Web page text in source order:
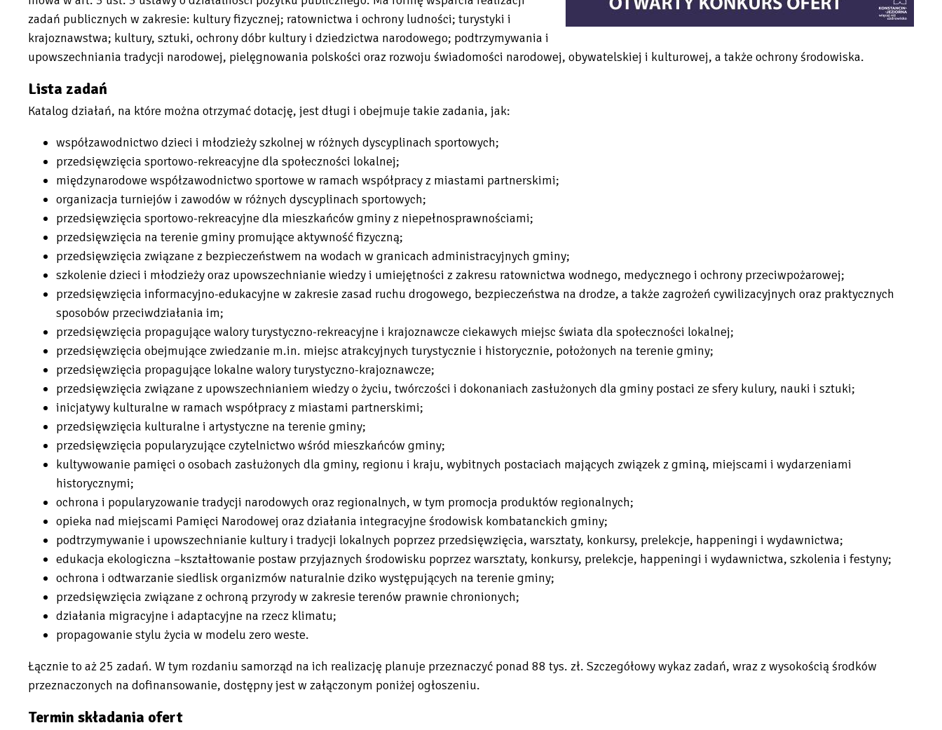
zadań publicznych w zakresie: kultury fizycznej; ratownictwa i ochrony ludności; turystyki i
krajoznawstwa; kultury, sztuki, ochrony dóbr kultury i dziedzictwa narodowego; podtrzymywania i
upowszechniania tradycji narodowej, pielęgnowania polskości oraz rozwoju świadomości narodowej, obywatelskiej i kulturowej, a także ochrony środowiska.
Lista zadań
Katalog działań, na które można otrzymać dotację, jest długi i obejmuje takie zadania, jak:
współzawodnictwo dzieci i młodzieży szkolnej w różnych dyscyplinach sportowych;
przedsięwzięcia sportowo-rekreacyjne dla społeczności lokalnej;
międzynarodowe współzawodnictwo sportowe w ramach współpracy z miastami partnerskimi;
organizacja turniejów i zawodów w różnych dyscyplinach sportowych;
przedsięwzięcia sportowo-rekreacyjne dla mieszkańców gminy z niepełnosprawnościami;
przedsięwzięcia na terenie gminy promujące aktywność fizyczną;
przedsięwzięcia związane z bezpieczeństwem na wodach w granicach administracyjnych gminy;
szkolenie dzieci i młodzieży oraz upowszechnianie wiedzy i umiejętności z zakresu ratownictwa wodnego, medycznego i ochrony przeciwpożarowej;
przedsięwzięcia informacyjno-edukacyjne w zakresie zasad ruchu drogowego, bezpieczeństwa na drodze, a także zagrożeń cywilizacyjnych oraz praktycznych
sposobów przeciwdziałania im;
przedsięwzięcia propagujące walory turystyczno-rekreacyjne i krajoznawcze ciekawych miejsc świata dla społeczności lokalnej;
przedsięwzięcia obejmujące zwiedzanie m.in. miejsc atrakcyjnych turystycznie i historycznie, położonych na terenie gminy;
przedsięwzięcia propagujące lokalne walory turystyczno-krajoznawcze;
przedsięwzięcia związane z upowszechnianiem wiedzy o życiu, twórczości i dokonaniach zasłużonych dla gminy postaci ze sfery kulury, nauki i sztuki;
inicjatywy kulturalne w ramach współpracy z miastami partnerskimi;
przedsięwzięcia kulturalne i artystyczne na terenie gminy;
przedsięwzięcia popularyzujące czytelnictwo wśród mieszkańców gminy;
kultywowanie pamięci o osobach zasłużonych dla gminy, regionu i kraju, wybitnych postaciach mających związek z gminą, miejscami i wydarzeniami
historycznymi;
ochrona i popularyzowanie tradycji narodowych oraz regionalnych, w tym promocja produktów regionalnych;
opieka nad miejscami Pamięci Narodowej oraz działania integracyjne środowisk kombatanckich gminy;
podtrzymywanie i upowszechnianie kultury i tradycji lokalnych poprzez przedsięwzięcia, warsztaty, konkursy, prelekcje, happeningi i wydawnictwa;
edukacja ekologiczna –kształtowanie postaw przyjaznych środowisku poprzez warsztaty, konkursy, prelekcje, happeningi i wydawnictwa, szkolenia i festyny;
ochrona i odtwarzanie siedlisk organizmów naturalnie dziko występujących na terenie gminy;
przedsięwzięcia związane z ochroną przyrody w zakresie terenów prawnie chronionych;
działania migracyjne i adaptacyjne na rzecz klimatu;
propagowanie stylu życia w modelu zero weste.
Łącznie to aż 25 zadań. W tym rozdaniu samorząd na ich realizację planuje przeznaczyć ponad 88 tys. zł. Szczegółowy wykaz zadań, wraz z wysokością środków
przeznaczonych na dofinansowanie, dostępny jest w załączonym poniżej ogłoszeniu.
Termin składania ofert